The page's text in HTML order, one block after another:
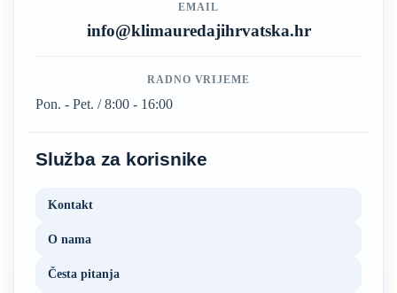
EMAIL
info@klimauredajihrvatska.hr
RADNO VRIJEME
Pon. - Pet. / 8:00 - 16:00
Služba za korisnike
Kontakt
O nama
Česta pitanja